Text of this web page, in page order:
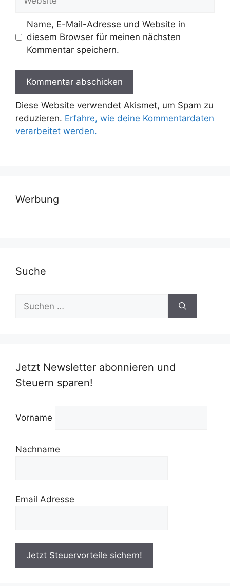
Name, E-Mail-Adresse und Website in
diesem Browser für meinen nächsten
Kommentar speichern.
Diese Website verwendet Akismet, um Spam zu
reduzieren. Erfahre, wie deine Kommentardaten
verarbeitet werden.
Werbung
Suche
Suchen
nach:
Jetzt Newsletter abonnieren und
Steuern sparen!
Vorname
Nachname
Email Adresse